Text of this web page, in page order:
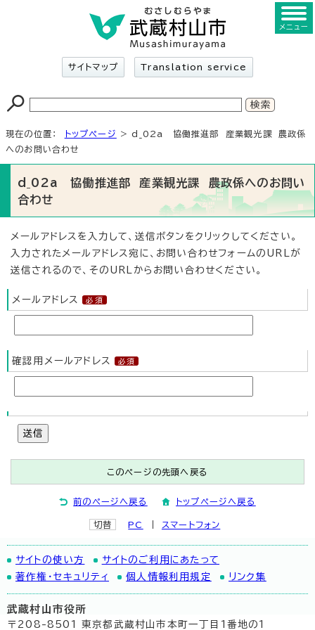
サイトマップ Translation service
メニュー
現在の位置： トップページ
> d_02a 協働推進部 産業観光課 農政係
へのお問い合わせ
d_02a 協働推進部 産業観光課 農政係へのお問い
合わせ
メールアドレスを入力して、送信ボタンをクリックしてください。
入力されたメールアドレス宛に、お問い合わせフォームのURLが
送信されるので、そのURLからお問い合わせください。
メールアドレス
確認用メールアドレス
送信
このページの先頭へ戻る
前のページへ戻る トップページへ戻る
切替 PC スマートフォン
サイトの使い方
サイトのご利用にあたって
著作権・セキュリティ
個人情報利用規定 リンク集
武蔵村山市役所
〒208-8501 東京都武蔵村山市本町一丁目1番地の1